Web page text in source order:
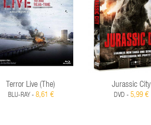
Terror Live (The)
BLU-RAY - 8,61 €
Jurassic City
DVD - 5,99 €